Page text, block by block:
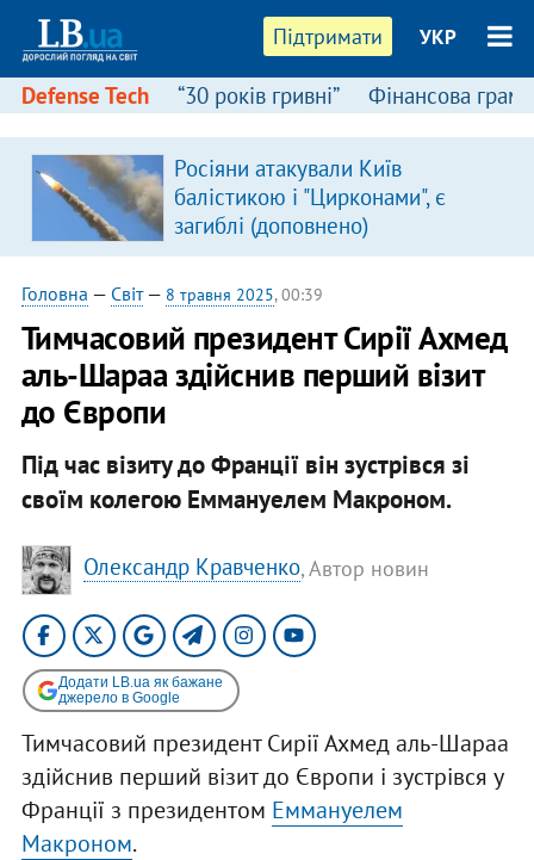
Підтримати УКР
Defense Tech “30 років гривні” Фінансова
Росіяни атакували Київ
балістикою і "Цирконами", є
загиблі (доповнено)
Головна — Світ— 8 травня 2025, 00:39
Тимчасовий президент Сирії Ахмед
аль-Шараа здійснив перший візит
до Європи
Під час візиту до Франції він зустрівся зі
своїм колегою Еммануелем Макроном.
Олександр Кравченко, Автор новин
Додати LB.ua як бажане
джерело в Google
Тимчасовий президент Сирії Ахмед аль-Шараа
здійснив перший візит до Європи і зустрівся у
Франції з президентом Еммануелем
Макроном.